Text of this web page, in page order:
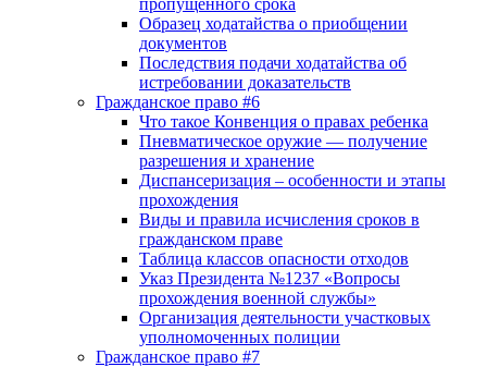
пропущенного срока
Образец ходатайства о приобщении
документов
Последствия подачи ходатайства об
истребовании доказательств
Гражданское право #6
Что такое Конвенция о правах ребенка
Пневматическое оружие — получение
разрешения и хранение
Диспансеризация – особенности и этапы
прохождения
Виды и правила исчисления сроков в
гражданском праве
Таблица классов опасности отходов
Указ Президента №1237 «Вопросы
прохождения военной службы»
Организация деятельности участковых
уполномоченных полиции
Гражданское право #7